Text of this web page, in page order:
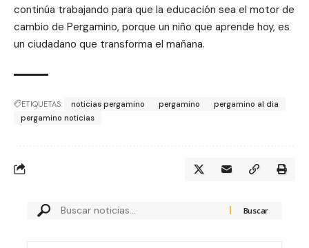
continúa trabajando para que la educación sea el motor de
cambio de Pergamino, porque un niño que aprende hoy, es
un ciudadano que transforma el mañana.
ETIQUETAS: noticias pergamino pergamino
pergamino al dia
pergamino noticias